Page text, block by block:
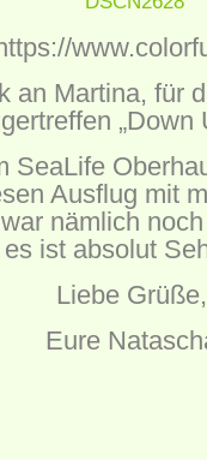
an Martina, für
„Down
SeaLife
Ausflug mit
nämlich
es ist absolut
Liebe Grüße,
Eure